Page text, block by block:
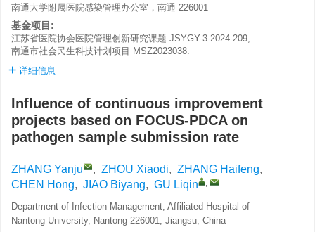
南通大学附属医院感染管理办公室，南通 226001
基金项目:
江苏省医院协会医院管理创新研究课题 JSYGY-3-2024-209;
南通市社会民生科技计划项目 MSZ2023038.
详细信息
Influence of continuous improvement
projects based on FOCUS-PDCA on
pathogen sample submission rate
ZHANG Yanju , ZHOU Xiaodi, ZHANG Haifeng,
CHEN Hong, JIAO Biyang, GU Liqin ,
Department of Infection Management, Affiliated Hospital of
Nantong University, Nantong 226001, Jiangsu, China